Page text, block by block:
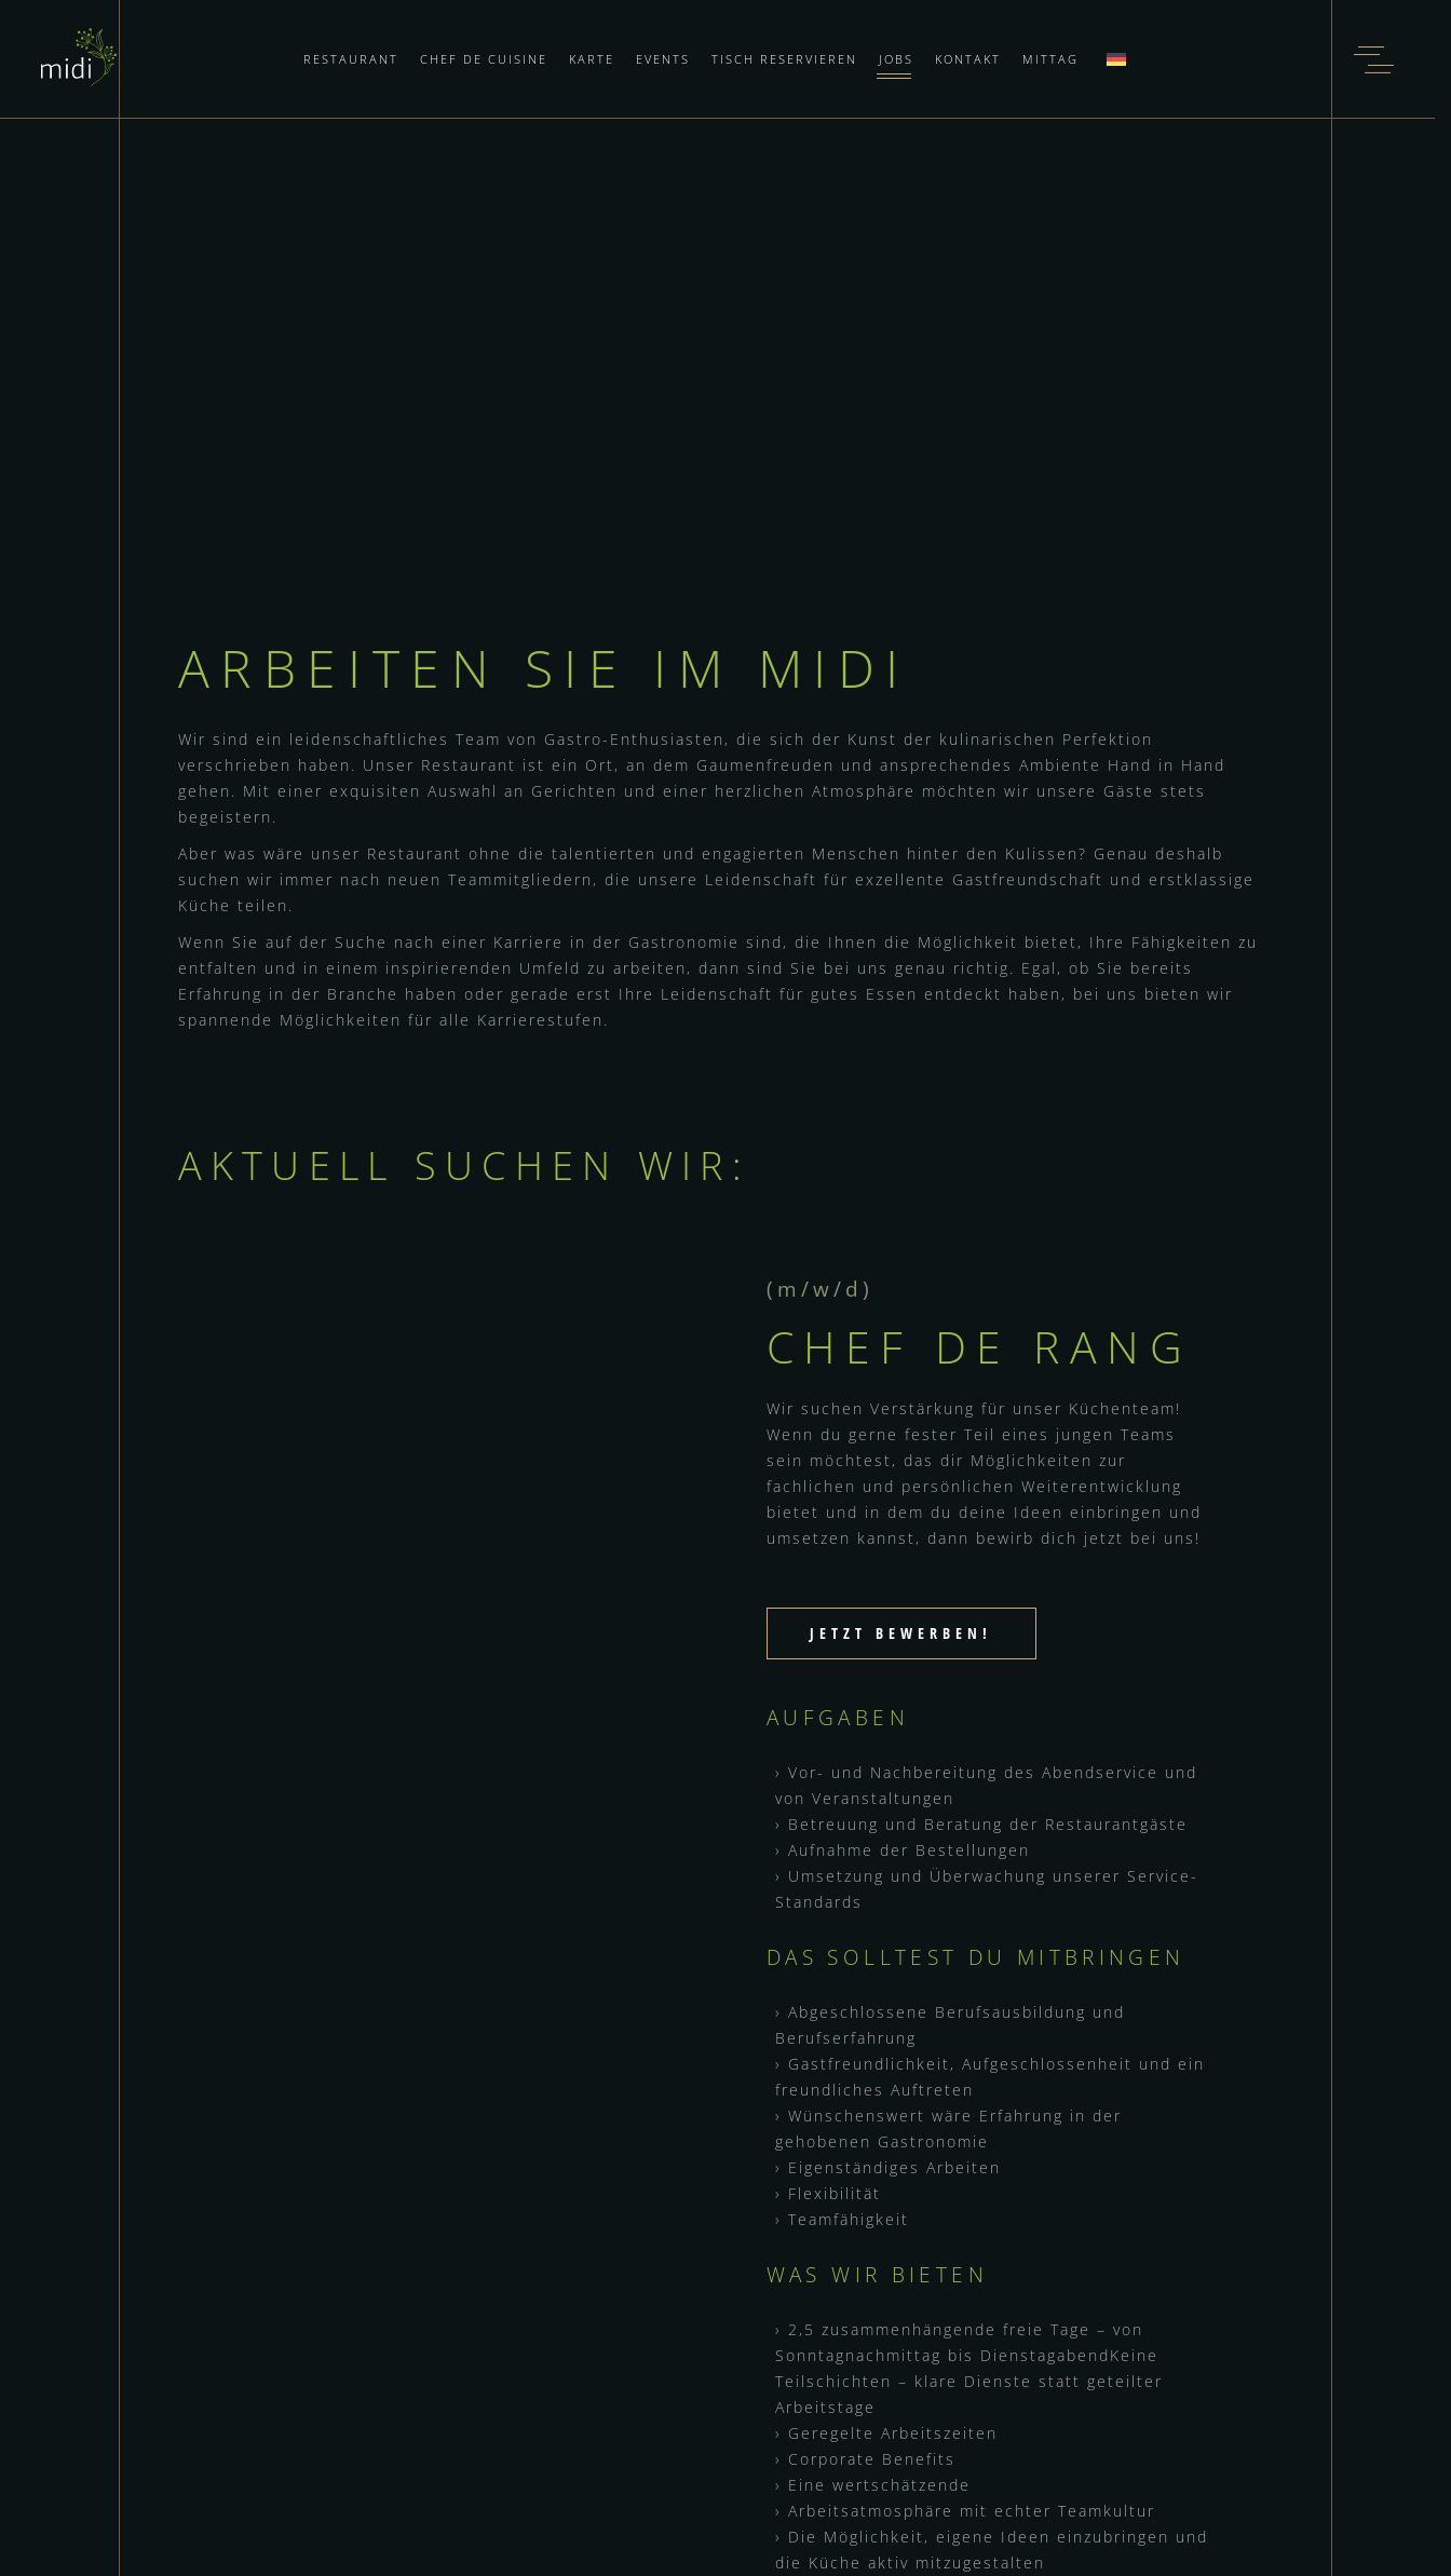
RESTAURANT CHEF DE CUISINE KARTE EVENTS TISCH RESERVIEREN JOBS KONTAKT MITTAG
ARBEITEN SIE IM MIDI
Wir sind ein leidenschaftliches Team von Gastro-Enthusiasten, die sich der Kunst der kulinarischen Perfektion
verschrieben haben. Unser Restaurant ist ein Ort, an dem Gaumenfreuden und ansprechendes Ambiente Hand in Hand
gehen. Mit einer exquisiten Auswahl an Gerichten und einer herzlichen Atmosphäre möchten wir unsere Gäste stets
begeistern.
Aber was wäre unser Restaurant ohne die talentierten und engagierten Menschen hinter den Kulissen? Genau deshalb
suchen wir immer nach neuen Teammitgliedern, die unsere Leidenschaft für exzellente Gastfreundschaft und erstklassige
Küche teilen.
Wenn Sie auf der Suche nach einer Karriere in der Gastronomie sind, die Ihnen die Möglichkeit bietet, Ihre Fähigkeiten zu
entfalten und in einem inspirierenden Umfeld zu arbeiten, dann sind Sie bei uns genau richtig. Egal, ob Sie bereits
Erfahrung in der Branche haben oder gerade erst Ihre Leidenschaft für gutes Essen entdeckt haben, bei uns bieten wir
spannende Möglichkeiten für alle Karrierestufen.
AKTUELL SUCHEN WIR:
(m/w/d)
CHEF DE RANG
Wir suchen Verstärkung für unser Küchenteam!
Wenn du gerne fester Teil eines jungen Teams
sein möchtest, das dir Möglichkeiten zur
fachlichen und persönlichen Weiterentwicklung
bietet und in dem du deine Ideen einbringen und
umsetzen kannst, dann bewirb dich jetzt bei uns!
JETZT BEWERBEN!
AUFGABEN
Vor- und Nachbereitung des Abendservice und
von Veranstaltungen
Betreuung und Beratung der Restaurantgäste
Aufnahme der Bestellungen
Umsetzung und Überwachung unserer Service-
Standards
DAS SOLLTEST DU MITBRINGEN
Abgeschlossene Berufsausbildung und
Berufserfahrung
Gastfreundlichkeit, Aufgeschlossenheit und ein
freundliches Auftreten
Wünschenswert wäre Erfahrung in der
gehobenen Gastronomie
Eigenständiges Arbeiten
Flexibilität
Teamfähigkeit
WAS WIR BIETEN
2,5 zusammenhängende freie Tage – von
Sonntagnachmittag bis DienstagabendKeine
Teilschichten – klare Dienste statt geteilter
Arbeitstage
Geregelte Arbeitszeiten
Corporate Benefits
Eine wertschätzende
Arbeitsatmosphäre mit echter Teamkultur
Die Möglichkeit, eigene Ideen einzubringen und
die Küche aktiv mitzugestalten
MIDI,